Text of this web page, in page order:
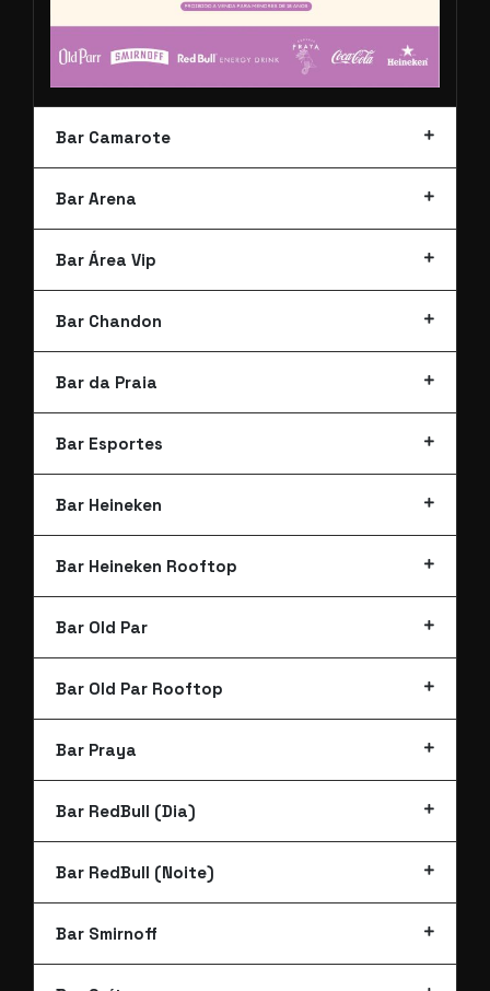
Bar Camarote
Bar Arena
Bar Área Vip
Bar Chandon
Bar da Praia
Bar Esportes
Bar Heineken
Bar Heineken Rooftop
Bar Old Par
Bar Old Par Rooftop
Bar Praya
Bar RedBull (Dia)
Bar RedBull (Noite)
Bar Smirnoff